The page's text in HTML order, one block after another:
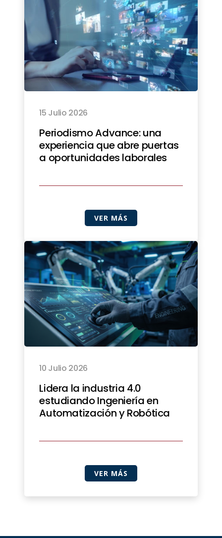
15 Julio 2026
Periodismo Advance: una
experiencia que abre puertas
a oportunidades laborales
VER MÁS
10 Julio 2026
Lidera la industria 4.0
estudiando Ingeniería en
Automatización y Robótica
VER MÁS